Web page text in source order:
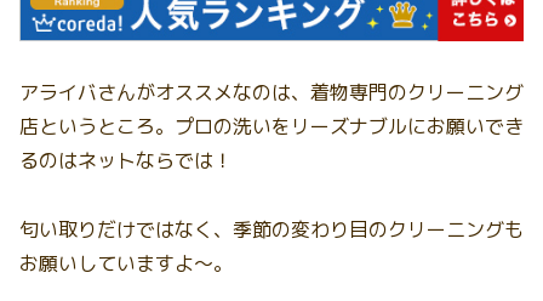
アライバさんがオススメなのは、着物専門のクリーニング
店というところ。プロの洗いをリーズナブルにお願いでき
るのはネットならでは！
匂い取りだけではなく、季節の変わり目のクリーニングも
お願いしていますよ〜。